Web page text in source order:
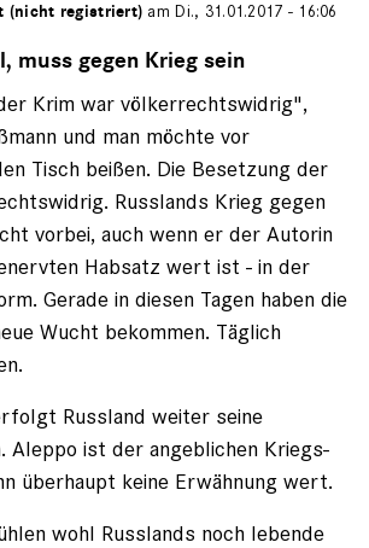
(nicht registriert) am Di., 31.01.2017 - 16:06
muss gegen Krieg sein
Krim war völkerrechtswidrig",
und man möchte vor
Tisch beißen. Die Besetzung der
Russlands Krieg gegen
vorbei, auch wenn er der Autorin
Habsatz wert ist - in der
Gerade in diesen Tagen haben die
Wucht bekommen. Täglich
Russland weiter seine
Aleppo ist der angeblichen Kriegs-
überhaupt keine Erwähnung wert.
wohl Russlands noch lebende